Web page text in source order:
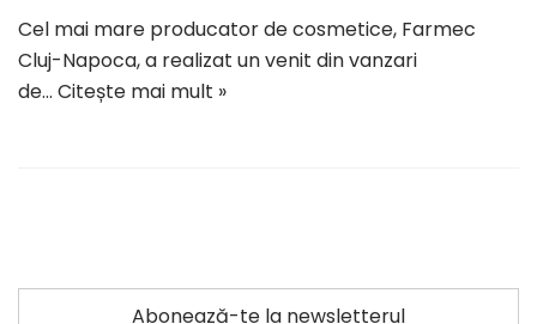
Cel mai mare producator de cosmetice, Farmec
Cluj-Napoca, a realizat un venit din vanzari
de… Citește mai mult »
Abonează-te la newsletterul